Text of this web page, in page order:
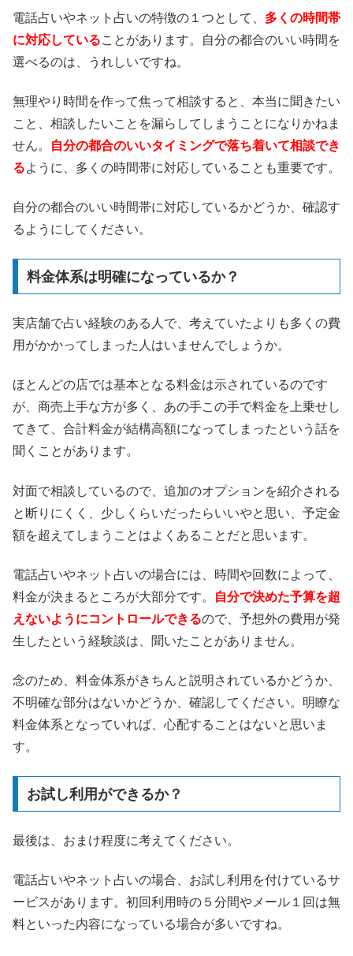
電話占いやネット占いの特徴の１つとして、 多くの時間帯
に対応していることがあります。自分の都合のいい時間を
選べるのは、うれしいですね。
無理やり時間を作って焦って相談すると、本当に聞きたい
こと、相談したいことを漏らしてしまうことになりかねま
せん。
自分の都合のいいタイミングで落ち着いて相談でき
るように、多くの時間帯に対応していることも重要です。
自分の都合のいい時間帯に対応しているかどうか、確認す
るようにしてください。
料金体系は明確になっているか？
実店舗で占い経験のある人で、考えていたよりも多くの費
用がかかってしまった人はいませんでしょうか。
ほとんどの店では基本となる料金は示されているのです
が、商売上手な方が多く、あの手この手で料金を上乗せし
てきて、合計料金が結構高額になってしまったという話を
聞くことがあります。
対面で相談しているので、追加のオプションを紹介される
と断りにくく、少しくらいだったらいいやと思い、予定金
額を超えてしまうことはよくあることだと思います。
電話占いやネット占いの場合には、時間や回数によって、
料金が決まるところが大部分です。
自分で決めた予算を超
えないようにコントロールできるので、予想外の費用が発
生したという経験談は、聞いたことがありません。
念のため、料金体系がきちんと説明されているかどうか、
不明確な部分はないかどうか、確認してください。明瞭な
料金体系となっていれば、心配することはないと思いま
す。
お試し利用ができるか？
最後は、おまけ程度に考えてください。
電話占いやネット占いの場合、お試し利用を付けているサ
ービスがあります。初回利用時の５分間やメール１回は無
料といった内容になっている場合が多いですね。